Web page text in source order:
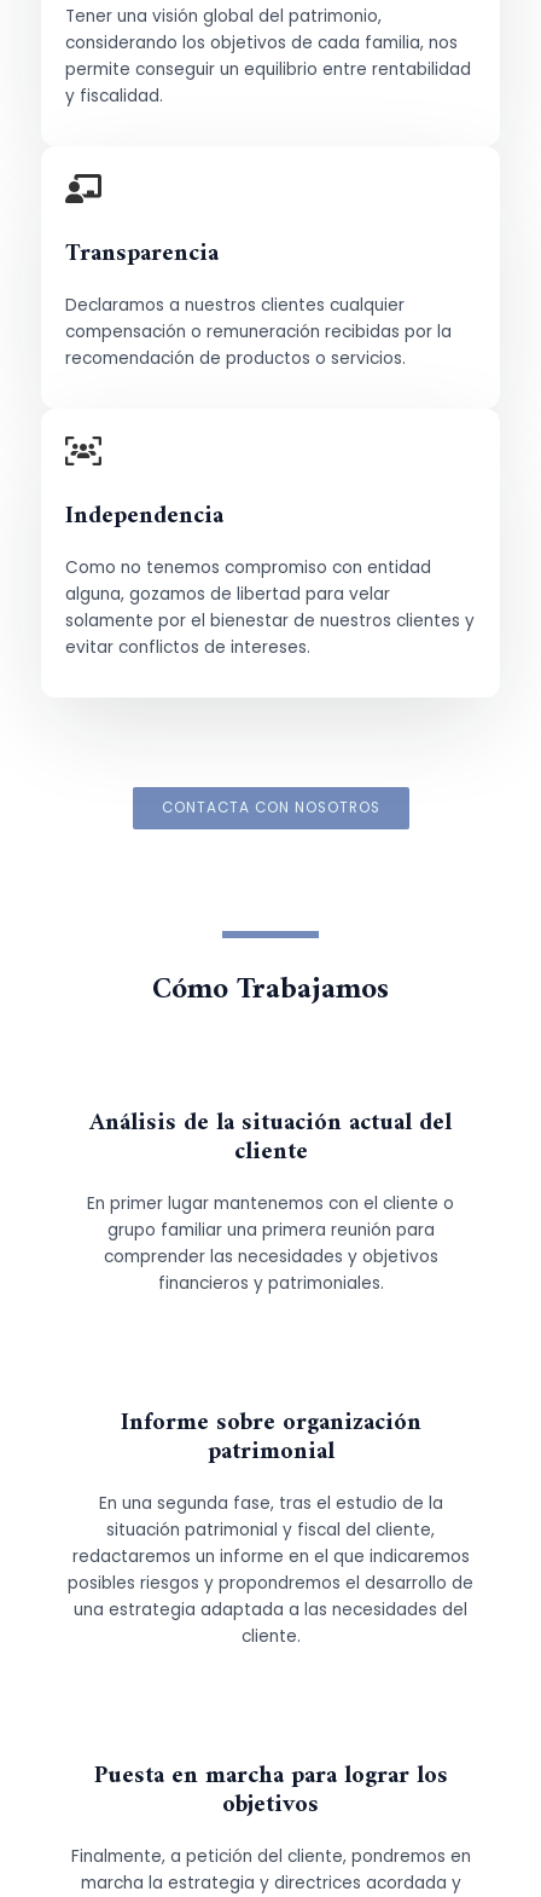
Tener una visión global del patrimonio,
considerando los objetivos de cada familia, nos
permite conseguir un equilibrio entre rentabilidad
y fiscalidad.
Transparencia
Declaramos a nuestros clientes cualquier
compensación o remuneración recibidas por la
recomendación de productos o servicios.
Independencia
Como no tenemos compromiso con entidad
alguna, gozamos de libertad para velar
solamente por el bienestar de nuestros clientes y
evitar conflictos de intereses.
CONTACTA CON NOSOTROS
Cómo Trabajamos
Análisis de la situación actual del
cliente
En primer lugar mantenemos con el cliente o
grupo familiar una primera reunión para
comprender las necesidades y objetivos
financieros y patrimoniales.
Informe sobre organización
patrimonial
En una segunda fase, tras el estudio de la
situación patrimonial y fiscal del cliente,
redactaremos un informe en el que indicaremos
posibles riesgos y propondremos el desarrollo de
una estrategia adaptada a las necesidades del
cliente.
Puesta en marcha para lograr los
objetivos
Finalmente, a petición del cliente, pondremos en
marcha la estrategia y directrices acordada y